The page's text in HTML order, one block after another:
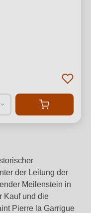
der Leitung der
Meilenstein in
Kauf und die
Pierre la Garrigue